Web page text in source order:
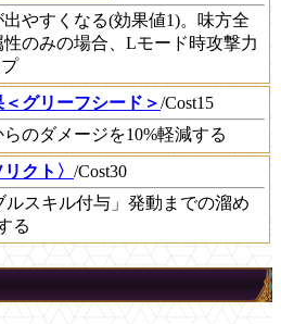
やすくなる(効果値1)。味方全
のみの場合、Lモード時攻撃力
グリーフシード＞/Cost15
のダメージを10%軽減する
クト〉 /Cost30
ルスキル付与」発動までの溜め
る